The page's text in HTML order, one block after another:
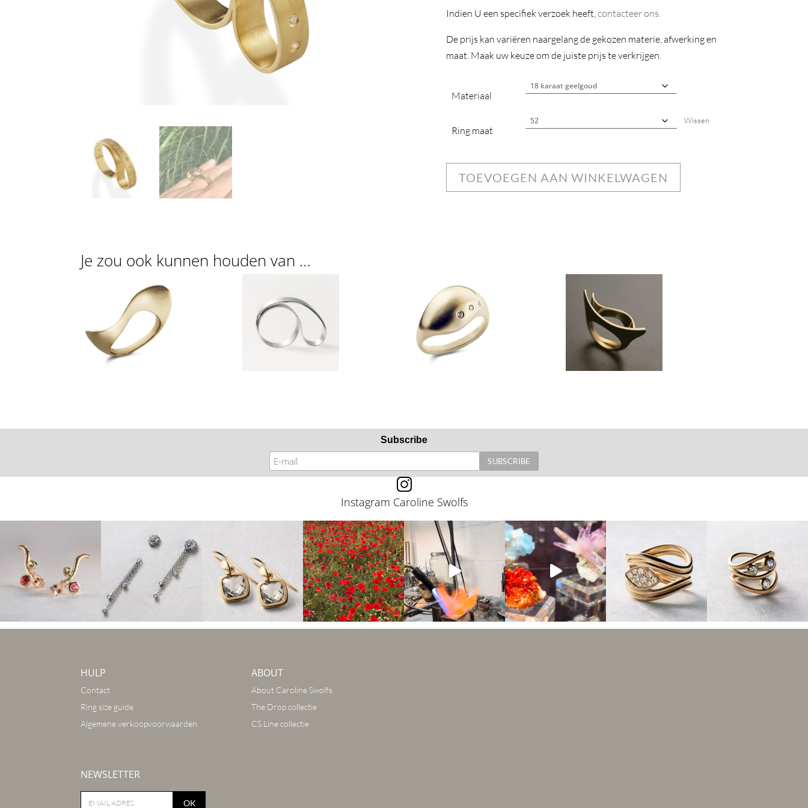
Indien U een specifiek verzoek heeft,contacteer ons.
De prijs kan variëren naargelang de gekozen materie, afwerking en
maat. Maak uw keuze om de juiste prijs te verkrijgen.
Materiaal
Ring maat
Wissen
TOEVOEGEN AAN WINKELWAGEN
Je zou ook kunnen houden van …
Subscribe
Instagram Caroline Swolfs
HULP
Contact
Ring size guide
Algemene verkoopvoorwaarden
NEWSLETTER
OK
ABOUT
About Caroline Swolfs
The Drop collectie
CS Line collectie